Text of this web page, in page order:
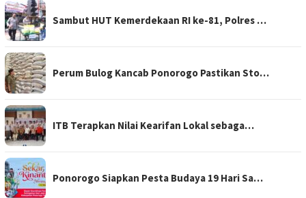
Sambut HUT Kemerdekaan RI ke-81, Polres …
Perum Bulog Kancab Ponorogo Pastikan Sto…
ITB Terapkan Nilai Kearifan Lokal sebaga…
Ponorogo Siapkan Pesta Budaya 19 Hari Sa…